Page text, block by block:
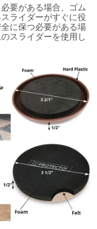
要がある場合、ゴム
ライダーがすぐに役
に保つ必要がある場
スライダーを使用し